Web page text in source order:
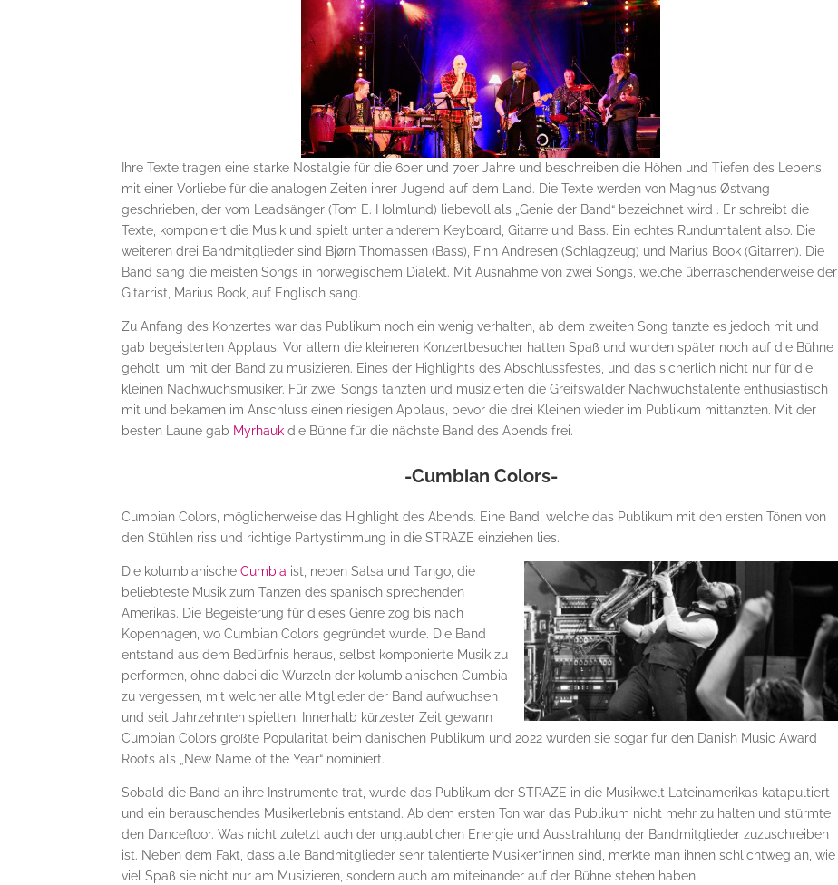
Ihre Texte tragen eine starke Nostalgie für die 60er und 70er Jahre und beschreiben die Höhen und Tiefen des Lebens,
mit einer Vorliebe für die analogen Zeiten ihrer Jugend auf dem Land. Die Texte werden von Magnus Østvang
geschrieben, der vom Leadsänger (Tom E. Holmlund) liebevoll als „Genie der Band“ bezeichnet wird . Er schreibt die
Texte, komponiert die Musik und spielt unter anderem Keyboard, Gitarre und Bass. Ein echtes Rundumtalent also. Die
weiteren drei Bandmitglieder sind Bjørn Thomassen (Bass), Finn Andresen (Schlagzeug) und Marius Book (Gitarren). Die
Band sang die meisten Songs in norwegischem Dialekt. Mit Ausnahme von zwei Songs, welche überraschenderweise der
Gitarrist, Marius Book, auf Englisch sang.
Zu Anfang des Konzertes war das Publikum noch ein wenig verhalten, ab dem zweiten Song tanzte es jedoch mit und
gab begeisterten Applaus. Vor allem die kleineren Konzertbesucher hatten Spaß und wurden später noch auf die Bühne
geholt, um mit der Band zu musizieren. Eines der Highlights des Abschlussfestes, und das sicherlich nicht nur für die
kleinen Nachwuchsmusiker. Für zwei Songs tanzten und musizierten die Greifswalder Nachwuchstalente enthusiastisch
mit und bekamen im Anschluss einen riesigen Applaus, bevor die drei Kleinen wieder im Publikum mittanzten. Mit der
besten Laune gab Myrhauk die Bühne für die nächste Band des Abends frei.
-Cumbian Colors-
Cumbian Colors, möglicherweise das Highlight des Abends. Eine Band, welche das Publikum mit den ersten Tönen von
den Stühlen riss und richtige Partystimmung in die STRAZE einziehen lies.
Die kolumbianischeCumbia ist, neben Salsa und Tango, die
beliebteste Musik zum Tanzen des spanisch sprechenden
Amerikas. Die Begeisterung für dieses Genre zog bis nach
Kopenhagen, wo Cumbian Colors gegründet wurde. Die Band
entstand aus dem Bedürfnis heraus, selbst komponierte Musik zu
performen, ohne dabei die Wurzeln der kolumbianischen Cumbia
zu vergessen, mit welcher alle Mitglieder der Band aufwuchsen
und seit Jahrzehnten spielten. Innerhalb kürzester Zeit gewann
Cumbian Colors größte Popularität beim dänischen Publikum und 2022 wurden sie sogar für den Danish Music Award
Roots als „New Name of the Year“ nominiert.
Sobald die Band an ihre Instrumente trat, wurde das Publikum der STRAZE in die Musikwelt Lateinamerikas katapultiert
und ein berauschendes Musikerlebnis entstand. Ab dem ersten Ton war das Publikum nicht mehr zu halten und stürmte
den Dancefloor. Was nicht zuletzt auch der unglaublichen Energie und Ausstrahlung der Bandmitglieder zuzuschreiben
ist. Neben dem Fakt, dass alle Bandmitglieder sehr talentierte Musiker*innen sind, merkte man ihnen schlichtweg an, wie
viel Spaß sie nicht nur am Musizieren, sondern auch am miteinander auf der Bühne stehen haben.